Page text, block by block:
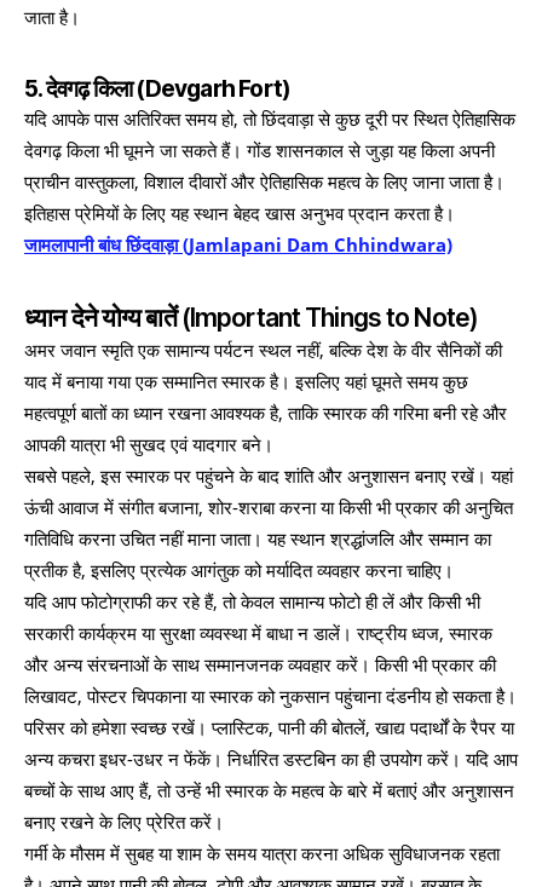
जाता है।
5. देवगढ़ किला (Devgarh Fort)
यदि आपके पास अतिरिक्त समय हो, तो छिंदवाड़ा से कुछ दूरी पर स्थित ऐतिहासिक
देवगढ़ किला भी घूमने जा सकते हैं। गोंड शासनकाल से जुड़ा यह किला अपनी
प्राचीन वास्तुकला, विशाल दीवारों और ऐतिहासिक महत्व के लिए जाना जाता है।
इतिहास प्रेमियों के लिए यह स्थान बेहद खास अनुभव प्रदान करता है।
जामलापानी बांध छिंदवाड़ा (Jamlapani Dam Chhindwara)
ध्यान देने योग्य बातें (Important Things to Note)
अमर जवान स्मृति एक सामान्य पर्यटन स्थल नहीं, बल्कि देश के वीर सैनिकों की
याद में बनाया गया एक सम्मानित स्मारक है। इसलिए यहां घूमते समय कुछ
महत्वपूर्ण बातों का ध्यान रखना आवश्यक है, ताकि स्मारक की गरिमा बनी रहे और
आपकी यात्रा भी सुखद एवं यादगार बने।
सबसे पहले, इस स्मारक पर पहुंचने के बाद शांति और अनुशासन बनाए रखें। यहां
ऊंची आवाज में संगीत बजाना, शोर-शराबा करना या किसी भी प्रकार की अनुचित
गतिविधि करना उचित नहीं माना जाता। यह स्थान श्रद्धांजलि और सम्मान का
प्रतीक है, इसलिए प्रत्येक आगंतुक को मर्यादित व्यवहार करना चाहिए।
यदि आप फोटोग्राफी कर रहे हैं, तो केवल सामान्य फोटो ही लें और किसी भी
सरकारी कार्यक्रम या सुरक्षा व्यवस्था में बाधा न डालें। राष्ट्रीय ध्वज, स्मारक
और अन्य संरचनाओं के साथ सम्मानजनक व्यवहार करें। किसी भी प्रकार की
लिखावट, पोस्टर चिपकाना या स्मारक को नुकसान पहुंचाना दंडनीय हो सकता है।
परिसर को हमेशा स्वच्छ रखें। प्लास्टिक, पानी की बोतलें, खाद्य पदार्थों के रैपर या
अन्य कचरा इधर-उधर न फेंकें। निर्धारित डस्टबिन का ही उपयोग करें। यदि आप
बच्चों के साथ आए हैं, तो उन्हें भी स्मारक के महत्व के बारे में बताएं और अनुशासन
बनाए रखने के लिए प्रेरित करें।
गर्मी के मौसम में सुबह या शाम के समय यात्रा करना अधिक सुविधाजनक रहता